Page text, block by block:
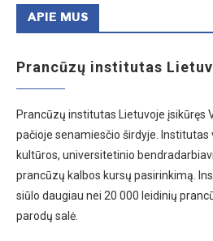
APIE MUS
Prancūzų institutas
Prancūzų institutas Lietuvoje įsikūręs
pačioje senamiesčio širdyje. Institutas
kultūros, universitetinio
prancūzų kalbos kursų pasirinkimą.
siūlo daugiau nei 20 000 leidinių
parodų salė.